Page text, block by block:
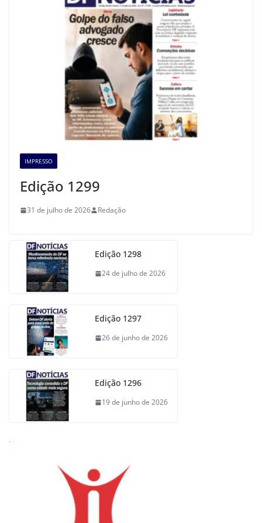
IMPRESSO
Edição 1299
31 de julho de 2026 Redação
Edição 1298
24 de julho de 2026
Edição 1297
26 de junho de 2026
Edição 1296
19 de junho de 2026